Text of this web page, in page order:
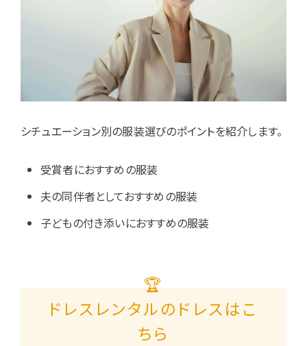
シチュエーション別の服装選びのポイントを紹介します。
受賞者におすすめの服装
夫の同伴者としておすすめの服装
子どもの付き添いにおすすめの服装
🏆
ドレスレンタルのドレスはこ
ちら